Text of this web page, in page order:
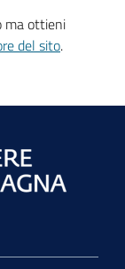
ma ottieni
del sito.